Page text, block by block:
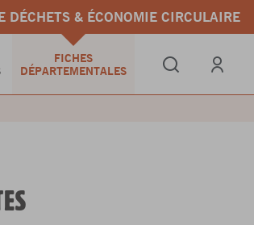
DÉCHETS & ÉCONOMIE CIRCULAIRE
FICHES
DÉPARTEMENTALES